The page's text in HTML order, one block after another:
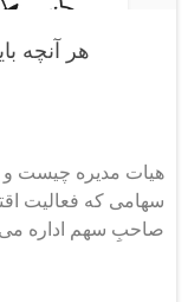
هر آنچه
هیات مدیره چیست
سهامی که فعالیت
صاحبِ سهم اداره